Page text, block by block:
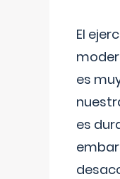
El
es
es